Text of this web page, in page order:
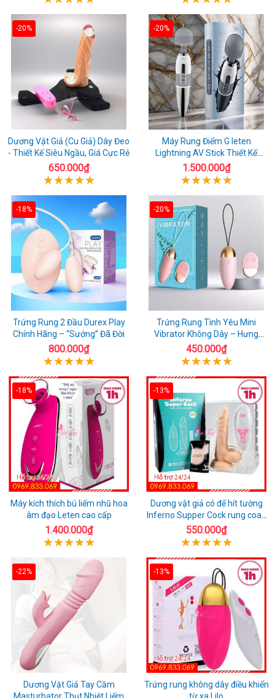
-20%
Dương Vật Giả (Cu Giả) Dây Đeo
- Thiết Kế Siêu Ngầu, Giá Cực Rẻ
650.000₫
-20%
Máy Rung Điểm G leten
Lightning AV Stick Thiết Kế
Thông Minh
1.500.000₫
-18%
Trứng Rung 2 Đầu Durex Play
Chính Hãng – “Sướng” Đã Đời
800.000₫
-20%
Trứng Rung Tình Yêu Mini
Vibrator Không Dây – Hưng
Phấn Mọi Nơi
450.000₫
-18%
Máy kích thích bú liếm nhũ hoa
âm đạo Leten cao cấp
1.400.000₫
-13%
Dương vật giả có đế hít tường
Inferno Supper Cock rung coay
7 chế độ
550.000₫
-22%
Dương Vật Giả Tay Cầm
Masturbator Thụt Nhiệt Liếm
-13%
Trứng rung không dây điều khiển
từ xa Lilo